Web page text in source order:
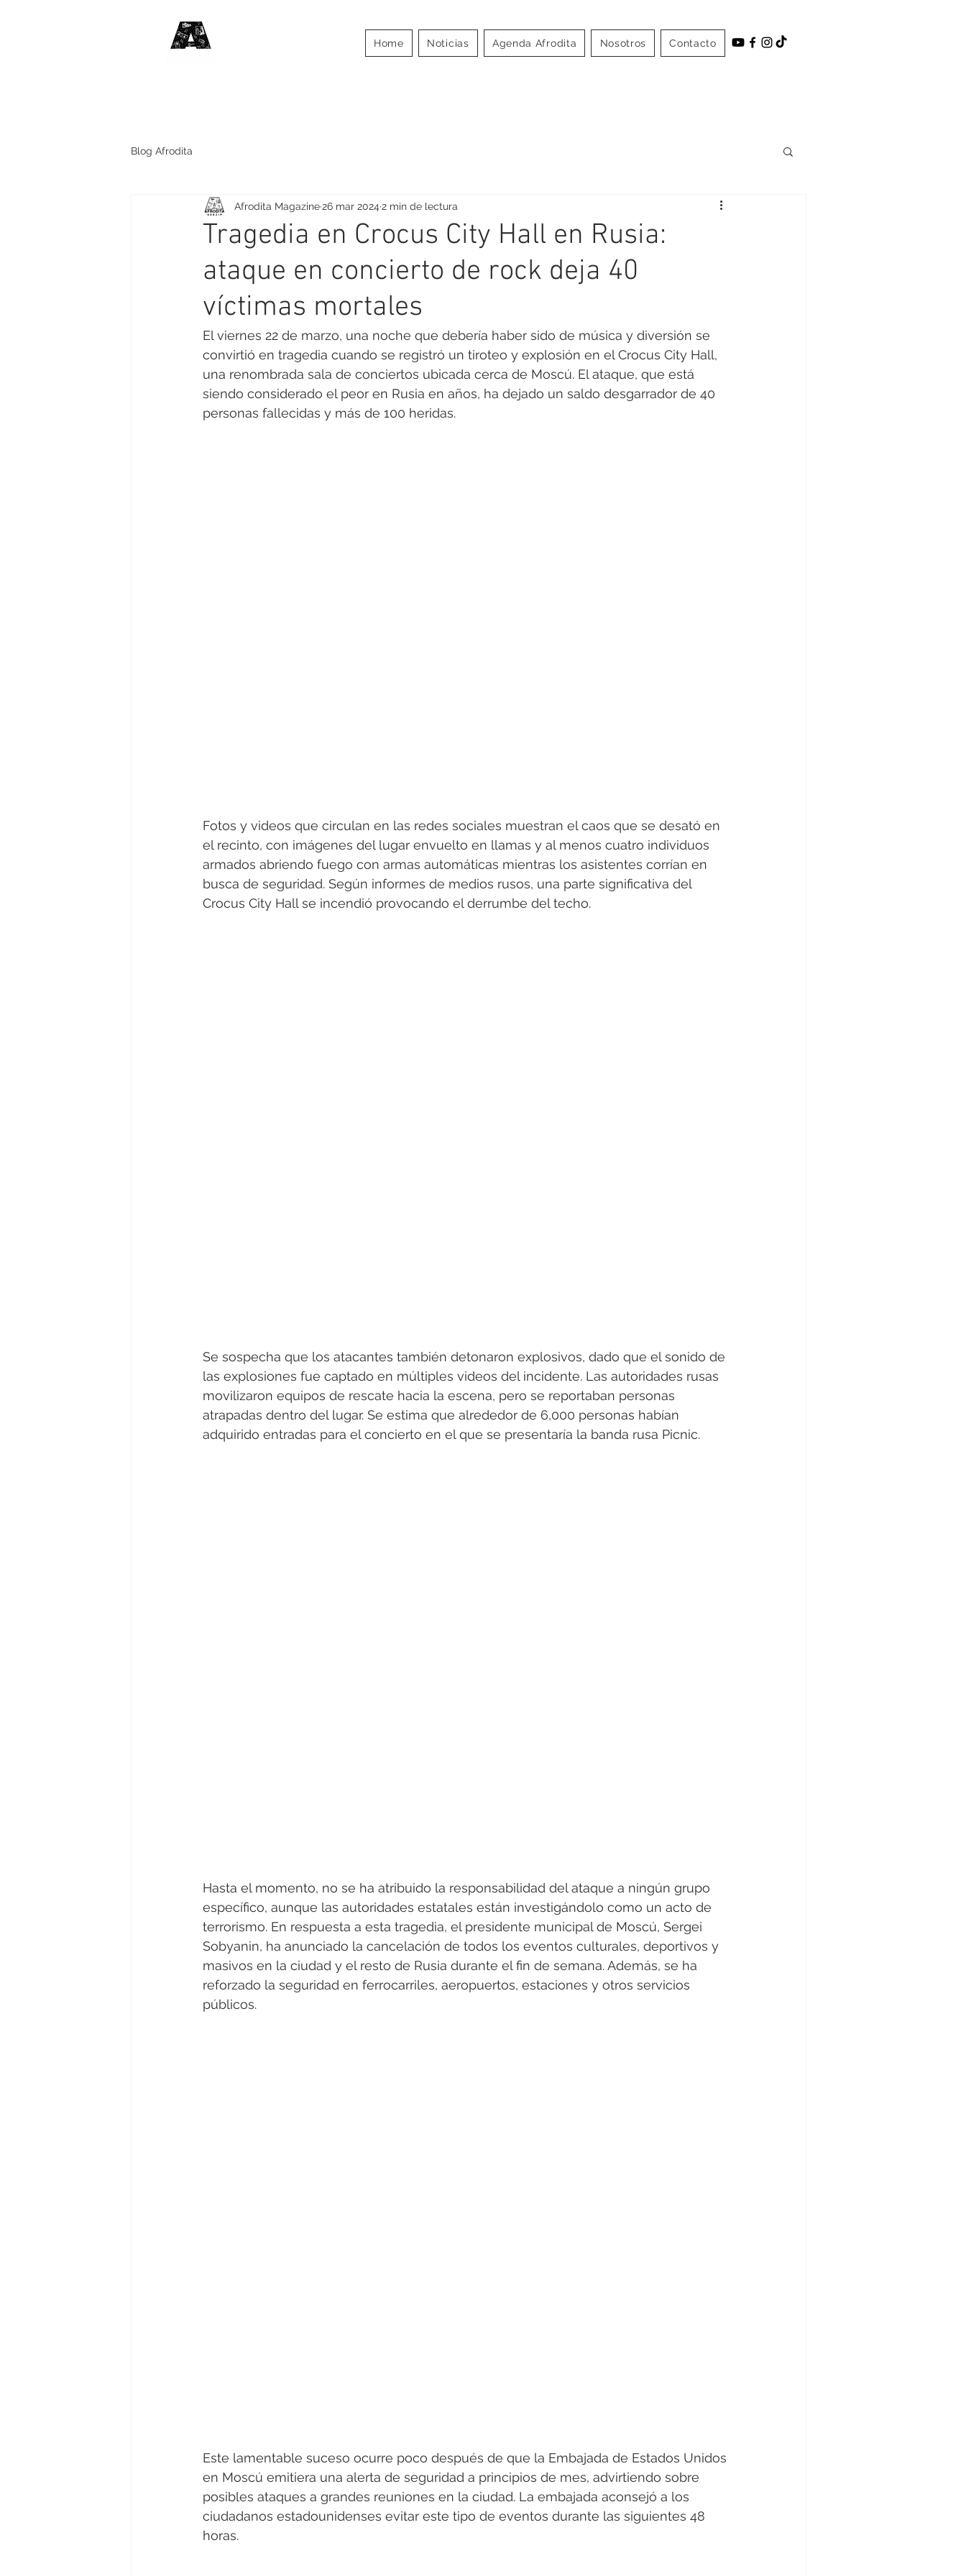
Home Noticias Agenda Afrodita Nosotros Contacto
Blog Afrodita
Tragedia en Crocus City Hall en Rusia:
ataque en concierto de rock deja 40
víctimas mortales
Afrodita Magazine26 mar 2024 2 min de lectura
El viernes 22 de marzo, una noche que debería haber sido de música y diversión se
convirtió en tragedia cuando se registró un tiroteo y explosión en el Crocus City Hall,
una renombrada sala de conciertos ubicada cerca de Moscú. El ataque, que está
siendo considerado el peor en Rusia en años, ha dejado un saldo desgarrador de 40
personas fallecidas y más de 100 heridas.
Fotos y videos que circulan en las redes sociales muestran el caos que se desató en
el recinto, con imágenes del lugar envuelto en llamas y al menos cuatro individuos
armados abriendo fuego con armas automáticas mientras los asistentes corrían en
busca de seguridad. Según informes de medios rusos, una parte significativa del
Crocus City Hall se incendió provocando el derrumbe del techo.
Se sospecha que los atacantes también detonaron explosivos, dado que el sonido de
las explosiones fue captado en múltiples videos del incidente. Las autoridades rusas
movilizaron equipos de rescate hacia la escena, pero se reportaban personas
atrapadas dentro del lugar. Se estima que alrededor de 6,000 personas habían
adquirido entradas para el concierto en el que se presentaría la banda rusa Picnic.
Hasta el momento, no se ha atribuido la responsabilidad del ataque a ningún grupo
específico, aunque las autoridades estatales están investigándolo como un acto de
terrorismo. En respuesta a esta tragedia, el presidente municipal de Moscú, Sergei
Sobyanin, ha anunciado la cancelación de todos los eventos culturales, deportivos y
masivos en la ciudad y el resto de Rusia durante el fin de semana. Además, se ha
reforzado la seguridad en ferrocarriles, aeropuertos, estaciones y otros servicios
públicos.
Este lamentable suceso ocurre poco después de que la Embajada de Estados Unidos
en Moscú emitiera una alerta de seguridad a principios de mes, advirtiendo sobre
posibles ataques a grandes reuniones en la ciudad. La embajada aconsejó a los
ciudadanos estadounidenses evitar este tipo de eventos durante las siguientes 48
horas.